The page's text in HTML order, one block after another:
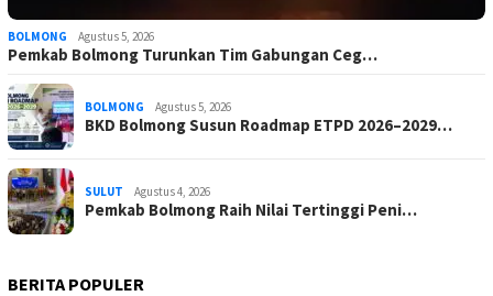
BOLMONG Agustus 5, 2026
Pemkab Bolmong Turunkan Tim Gabungan Ceg…
BOLMONG Agustus 5, 2026
BKD Bolmong Susun Roadmap ETPD 2026–2029…
SULUT Agustus 4, 2026
Pemkab Bolmong Raih Nilai Tertinggi Peni…
BERITA POPULER